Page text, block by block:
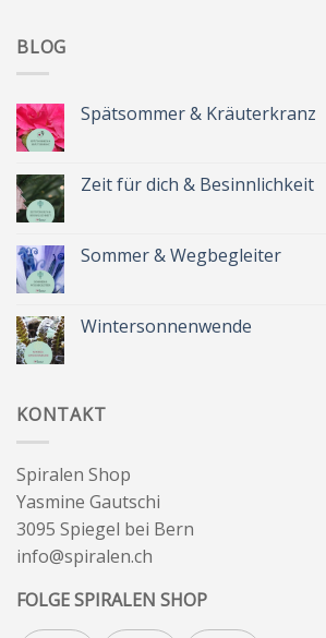
BLOG
Spätsommer & Kräuterkranz
Spätsommer
&
Zeit für dich & Besinnlichkeit
Zeit
für
Sommer & Wegbegleiter
Sommer
&
Wintersonnenwende
KONTAKT
Spiralen Shop
Yasmine Gautschi
3095 Spiegel bei Bern
info@spiralen.ch
FOLGE SPIRALEN SHOP